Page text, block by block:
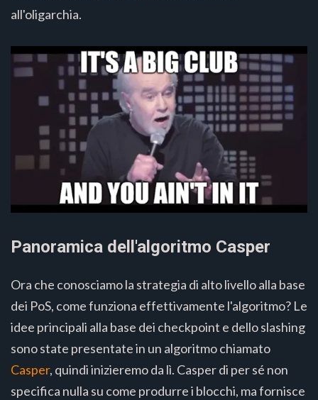
all'oligarchia.
Panoramica dell'algoritmo Casper
Ora che conosciamo la strategia di alto livello alla base
dei PoS, come funziona effettivamente l'algoritmo? Le
idee principali alla base dei checkpoint e dello slashing
sono state presentate in un algoritmo chiamato
Casper, quindi inizieremo da lì. Casper di per sé non
specifica nulla su come produrre i blocchi, ma fornisce